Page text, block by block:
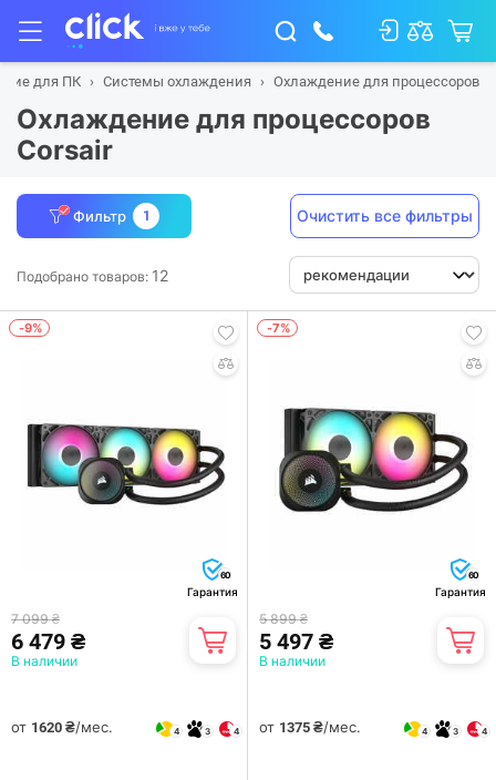
для ПК Системы охлаждения Охлаждение для процессоров
Охлаждение для процессоров
Corsair
Фильтр 1 Очистить все фильтры
Подобрано товаров: 12
-9%
60
Гарантия
7 099 ₴
6 479 ₴
В наличии
от 1620 ₴/мес. 4 3 4
-7%
60
Гарантия
5 899 ₴
5 497 ₴
В наличии
от 1375 ₴/мес. 4 3 4